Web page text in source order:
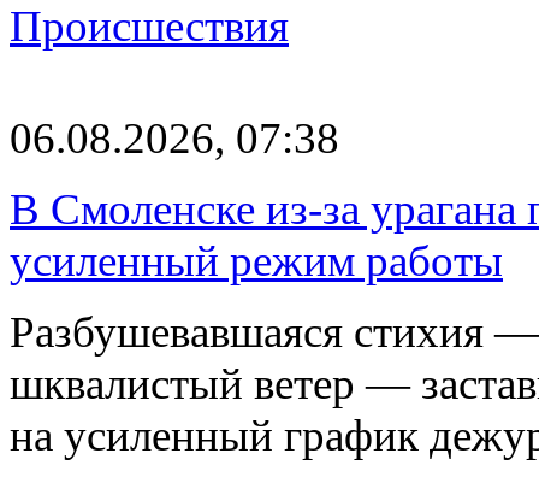
Происшествия
06.08.2026, 07:38
В Смоленске из-за
усиленный режим работы
Разбушевавшаяся стихия
шквалистый ветер —
на усиленный график